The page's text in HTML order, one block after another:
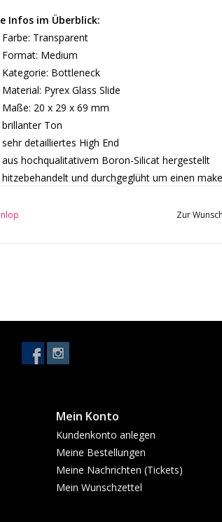
Infos im Überblick:
Farbe: Transparent
Format: Medium
Kategorie: Bottleneck
Material: Pyrex Glass Slide
Maße: 20 x 29 x 69 mm
brillanter Ton
sehr detailliertes High End
aus hochqualitativem Boron-Silicat hergestellt
hitzebehandelt und durchgeglüht um einen
Zur
Mein Konto
Kundenkonto anlegen
Meine Bestellungen
Meine Nachrichten (Tickets)
Mein Wunschzettel